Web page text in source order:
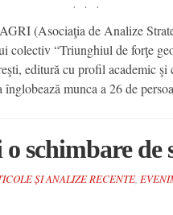
(Asociaţia de Analize
colectiv “Triunghiul de forţe
editură cu profil academic
munca a 26 de
schimbare de
ȘI ANALIZE RECENTE,